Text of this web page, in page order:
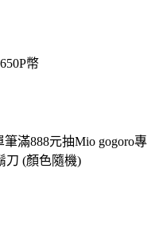
幣
筆滿888元抽Mio gogoro專
刀 (顏色隨機)